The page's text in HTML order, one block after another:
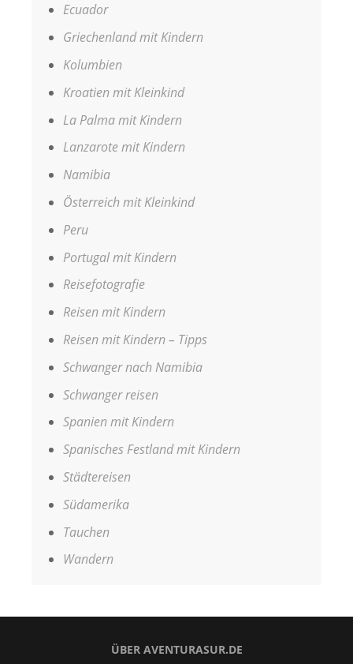
Ecuador
Griechenland mit Kindern
Kolumbien
Kroatien mit Kleinkind
La Palma mit Kindern
Lanzarote mit Kindern
Namibia
Österreich mit Kleinkind
Peru
Portugal mit Kindern
Reisefotografie
Reisen mit Kindern
Reisen mit Kindern – Tipps
Schwanger nach Namibia
Schwanger reisen
Spanien mit Kindern
Spanisches Festland mit Kindern
Städtereisen
Südamerika
Tauchen
Wandern
ÜBER AVENTURASUR.DE